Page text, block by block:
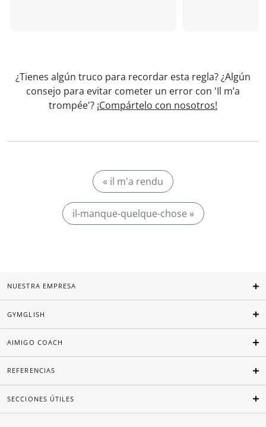
¿Tienes algún truco para recordar esta regla? ¿Algún
consejo para evitar cometer un error con 'Il m’a
trompée'? ¡Compártelo con nosotros!
« il m'a rendu
il-manque-quelque-chose »
NUESTRA EMPRESA
GYMGLISH
AIMIGO COACH
REFERENCIAS
SECCIONES ÚTILES